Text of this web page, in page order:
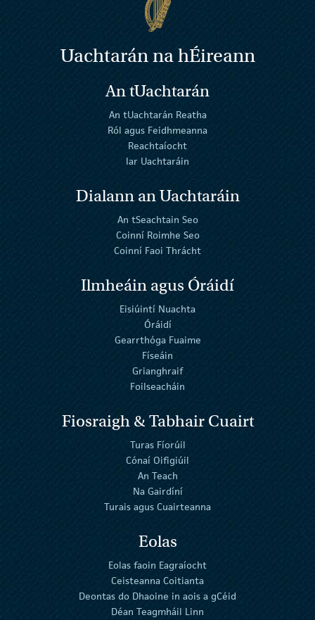
Uachtarán nahÉireann
An tUachtarán
An tUachtarán Reatha
Ról agus Feidhmeanna
Reachtaíocht
Iar Uachtaráin
Dialann an Uachtaráin
An tSeachtain Seo
Coinní Roimhe Seo
Coinní Faoi Thrácht
Ilmheáin agus Óráidí
Eisiúintí Nuachta
Óráidí
Gearrthóga Fuaime
Físeáin
Grianghraif
Foilseacháin
Fiosraigh & Tabhair Cuairt
Turas Fíorúil
Cónaí Oifigiúil
An Teach
Na Gairdíní
Turais agus Cuairteanna
Eolas
Eolas faoin Eagraíocht
Ceisteanna Coitianta
Deontas do Dhaoine in aois a gCéid
Déan Teagmháil Linn